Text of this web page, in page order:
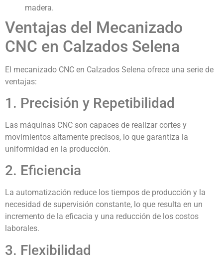
madera.
Ventajas del Mecanizado
CNC en Calzados Selena
El mecanizado CNC en Calzados Selena ofrece una serie de
ventajas:
1. Precisión y Repetibilidad
Las máquinas CNC son capaces de realizar cortes y
movimientos altamente precisos, lo que garantiza la
uniformidad en la producción.
2. Eficiencia
La automatización reduce los tiempos de producción y la
necesidad de supervisión constante, lo que resulta en un
incremento de la eficacia y una reducción de los costos
laborales.
3. Flexibilidad